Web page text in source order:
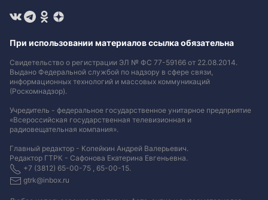
При использовании материалов ссылка обязательна
Свидетельство о регистрации ЭЛ № ФС 77-59166 от 22.08.2014.
Выдано Федеральной службой по надзору в сфере связи,
информационных технологий и массовых коммуникаций
(Роскомнадзор).
Учредитель - федеральное государственное унитарное предприятие
«Всероссийская государственная телевизионная и
радиовещательная компания».
Главный редактор - Копейкин Андрей Валерьевич.
Редактор ГТРК - Сафонова Екатерина Евгеньевна.
+7 (3812) 65-00-75 , 65-00-15.
gtrk@inbox.ru